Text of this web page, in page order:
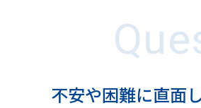
不安や困難に直面